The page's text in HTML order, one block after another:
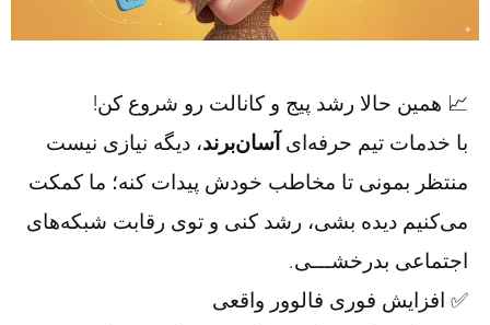
📈 همین حالا رشد پیج و کانالت رو شروع کن!
با خدمات تیم حرفه‌ای آسان‌برند، دیگه نیازی نیست
منتظر بمونی تا مخاطب خودش پیدات کنه؛ ما کمکت
می‌کنیم دیده بشی، رشد کنی و توی رقابت شبکه‌های
اجتماعی بدرخشـــی.
✅ افزایش فوری فالوور واقعی